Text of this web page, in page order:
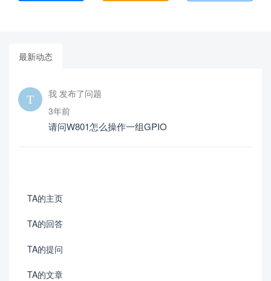
最新动态
我 发布了问题
3年前
请问W801怎么操作一组GPIO
TA的主页
TA的回答
TA的提问
TA的文章